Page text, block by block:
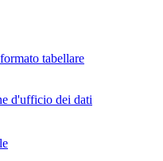
tabellare
d'ufficio dei dati